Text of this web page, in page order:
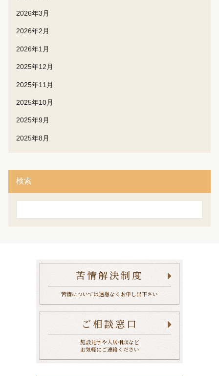
2026年3月
2026年2月
2026年1月
2025年12月
2025年11月
2025年10月
2025年9月
2025年8月
検索
苦情解決制度
苦情については遠慮なくお申し出下さい
ご相談窓口
施設見学や入居相談など
お気軽にご連絡ください